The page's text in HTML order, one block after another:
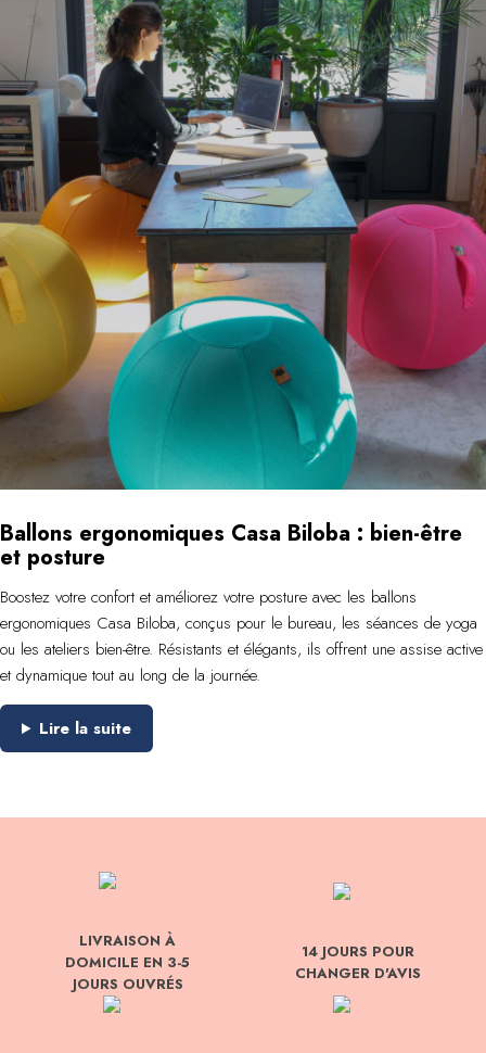
Ballons ergonomiques Casa Biloba : bien-être
et posture
Boostez votre confort et améliorez votre posture avec les ballons
ergonomiques Casa Biloba, conçus pour le bureau, les séances de yoga
ou les ateliers bien-être. Résistants et élégants, ils offrent une assise active
et dynamique tout au long de la journée.
Lire la suite
LIVRAISON À
DOMICILE EN 3-5
JOURS OUVRÉS
14 JOURS POUR
CHANGER D'AVIS